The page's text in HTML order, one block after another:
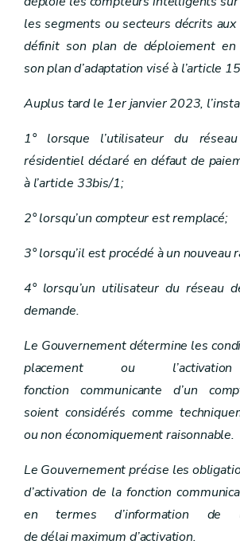
Art. 19
Art. 20
Section 2 Droits du gestionnaire de réseau sur
Sous-section1
Placement de lignes
Art.20bis
Art. 21
Art. 23
Art. 24
Art. 25
Section3
Art.25bis
Sous-section
Indemnisation due suite à une erreur
25 ter
Art.25quater
Art.25quinquies
Sous-section5
Indemnisation due pour les
25
octies
Art. 26
Art. 27
Art. 28
Art. 29
Art. 26
Art. 27
Art. 28
Art. 29
Chapitre VI Fournisseurs et
Art. 30
les segments ou secteurs décrits
définit son plan de déploiement en
son plan d’adaptation visé à l’article
Auplus tard le 1er janvier 2023,
1° lorsque l’utilisateur du
résidentiel déclaré en défaut de
à l’article 33bis/1;
2° lorsqu’un compteur est remplacé;
3° lorsqu’il est procédé à un nouveau
4° lorsqu’un utilisateur du réseau
demande.
Le Gouvernement détermine les
placement ou
fonction communicante d’un
soient considérés comme
ou non économiquement raisonnable.
Le Gouvernement précise les
d’activation de la fonction
en termes d’information de
de délai maximum d’activation.